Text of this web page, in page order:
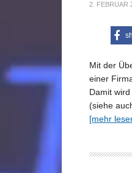
2. FEBRUAR
Mit der
einer
Damit
(siehe
[mehr